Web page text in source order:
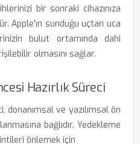
bir sonraki cihazınıza
Apple'ın sunduğu uçtan uca
bulut ortamında dahi
olmasını sağlar.
Hazırlık Süreci
donanımsal ve yazılımsal ön
bağlıdır. Yedekleme
önlemek için